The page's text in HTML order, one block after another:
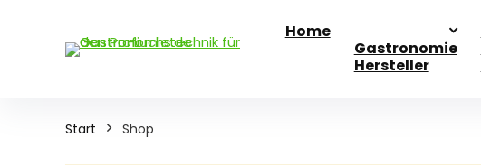
Home
Gastronomie
Hersteller
Start Shop